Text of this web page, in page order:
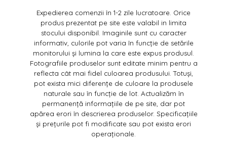
Expedierea comenzii în 1-2 zile lucratoare. Orice
produs prezentat pe site este valabil in limita
stocului disponibil. Imaginile sunt cu caracter
informativ, culorile pot varia în funcție de setările
monitorului și lumina la care este expus produsul.
Fotografiile produselor sunt editate minim pentru a
reflecta cât mai fidel culoarea produsului. Totuși,
pot exista mici diferențe de culoare la produsele
naturale sau în funcție de lot. Actualizăm în
permanență informațiile de pe site, dar pot
apărea erori în descrierea produselor. Specificațiile
și prețurile pot fi modificate sau pot exista erori
operaționale.